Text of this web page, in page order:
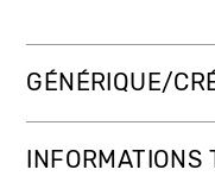
GÉNÉRIQUE/
INFORMATIONS